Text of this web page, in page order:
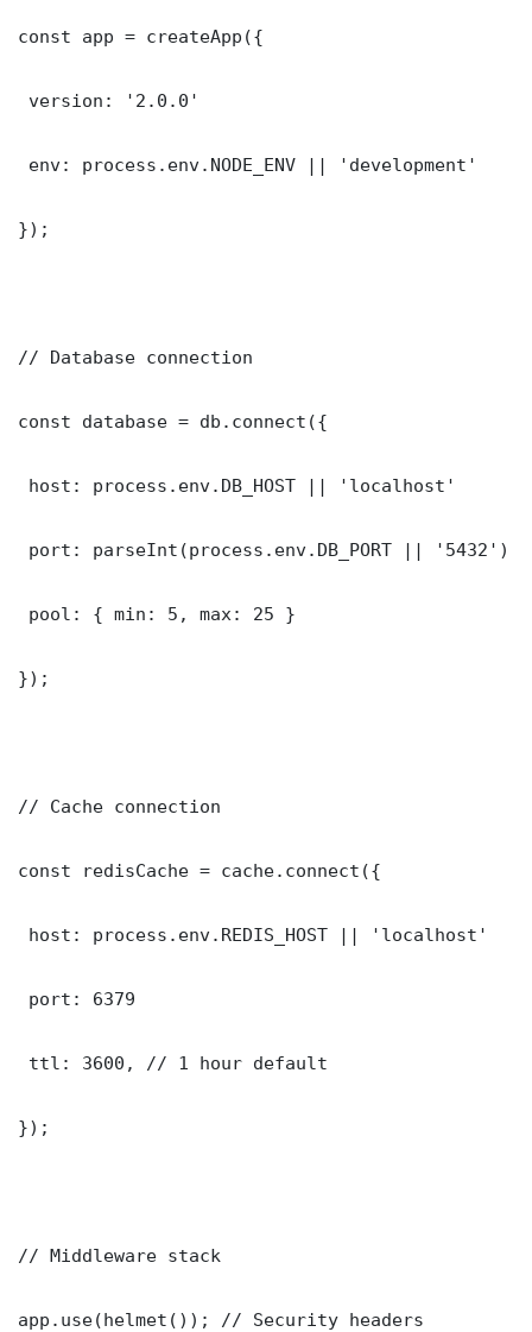
const app = createApp({
version: '2.0.0'
env: process.env.NODE_ENV || 'development'
});
// Database connection
const database = db.connect({
host: process.env.DB_HOST || 'localhost'
port: parseInt(process.env.DB_PORT || '5432')
pool: { min: 5, max: 25 }
});
// Cache connection
const redisCache = cache.connect({
host: process.env.REDIS_HOST || 'localhost'
port: 6379
ttl: 3600, // 1 hour default
});
// Middleware stack
app.use(helmet()); // Security headers